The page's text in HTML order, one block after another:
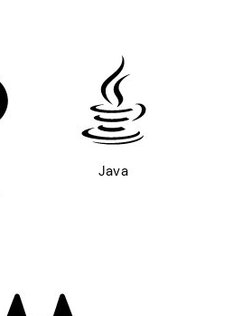
Java